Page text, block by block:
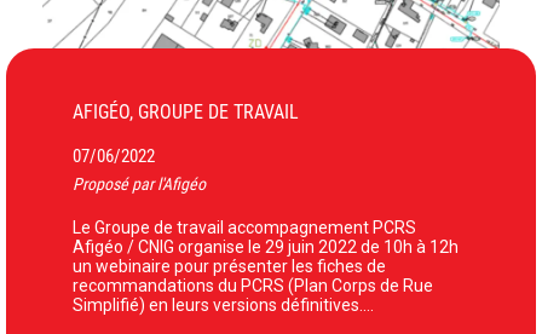
AFIGÉO, GROUPE DE TRAVAIL
07/06/2022
Proposé par l'Afigéo
Le Groupe de travail accompagnement PCRS
Afigéo / CNIG organise le 29 juin 2022 de 10h à 12h
un webinaire pour présenter les fiches de
recommandations du PCRS (Plan Corps de Rue
Simplifié) en leurs versions définitives.…